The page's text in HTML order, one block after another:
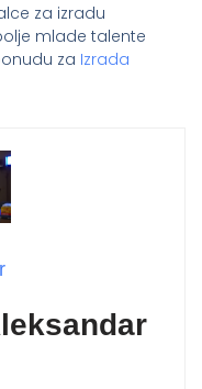
za izradu
mlade talente
za Izrada